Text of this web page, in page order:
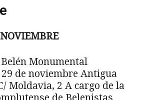
Monumental
de noviembre Antigua
Moldavia, 2 A cargo de la
de Belenistas